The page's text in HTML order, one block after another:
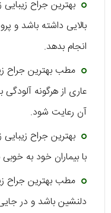
بهترین جراح
بالایی داشته باشد و
انجام بدهد.
مطب بهترین جراح
عاری از هرگونه
آن رعایت شود.
بهترین جراح
با بیماران خود به
مطب بهترین جراح
دلنشین باشد و در